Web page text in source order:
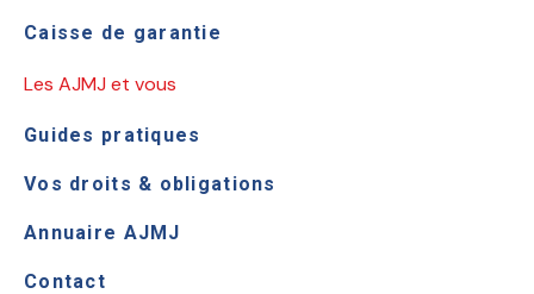
Caisse de garantie
Les AJMJ et vous
Guides pratiques
Vos droits & obligations
Annuaire AJMJ
Contact